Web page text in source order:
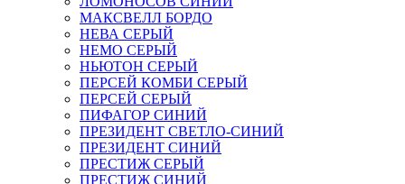
МАКСВЕЛЛ БОРДО
НЕВА СЕРЫЙ
НЕМО СЕРЫЙ
НЬЮТОН СЕРЫЙ
ПЕРСЕЙ КОМБИ СЕРЫЙ
ПЕРСЕЙ СЕРЫЙ
ПИФАГОР СИНИЙ
ПРЕЗИДЕНТ СВЕТЛО-СИНИЙ
ПРЕЗИДЕНТ СИНИЙ
ПРЕСТИЖ СЕРЫЙ
ПРЕСТИЖ СИНИЙ